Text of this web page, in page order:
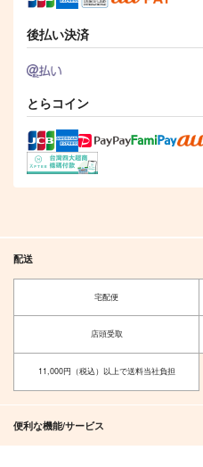
後払い決済
とらコイン
配送
宅配便
店頭受取
11,000円（税込）以上で送料当社負担
便利な機能/サービス